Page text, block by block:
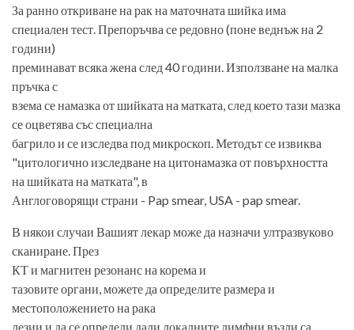
За ранно откриване на рак на маточната шийка има
специален тест. Препоръчва се редовно (поне веднъж на 2
години)
преминават всяка жена след 40 години. Използване на малка
пръчка с
взема се намазка от шийката на матката, след което тази мазка
се оцветява със специална
багрило и се изследва под микроскоп. Методът се извиква
"цитологично изследване на цитонамазка от повърхността
на шийката на матката", в
Англоговорящи страни - Pap smear, USA - pap smear.
В някои случаи Вашият лекар може да назначи ултразвуково
сканиране. През
КТ и магнитен резонанс на корема и
тазовите органи, можете да определите размера и
местоположението на рака
лезии и да се определи дали локалните лимфни възли са